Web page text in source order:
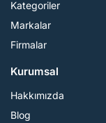
Kategoriler
Markalar
Firmalar
Kurumsal
Hakkımızda
Blog